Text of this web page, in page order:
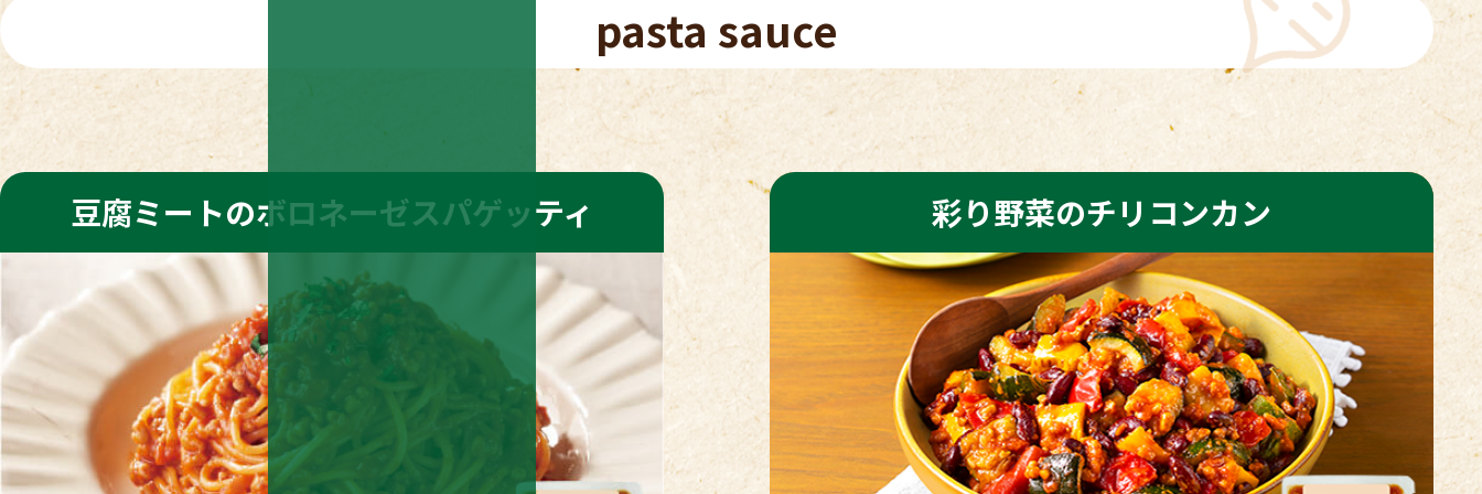
pasta sauce
豆腐ミートのボロネーゼスパゲッティ 彩り野菜のチリコンカン